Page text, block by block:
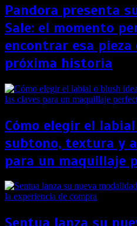
Pandora presenta
Sale: el momento
encontrar esa
próxima historia
Cómo elegir el
subtono, textura y
para un maquillaje